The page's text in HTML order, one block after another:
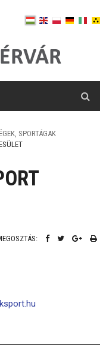
SPORTÁGAK